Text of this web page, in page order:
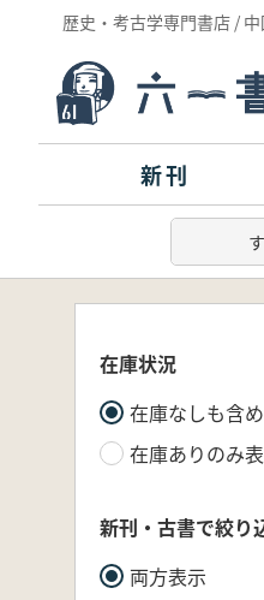
歴史・考古学専門書店 /
新刊
在庫状況
在庫なしも含
在庫ありのみ
新刊・古書で絞り
両方表示